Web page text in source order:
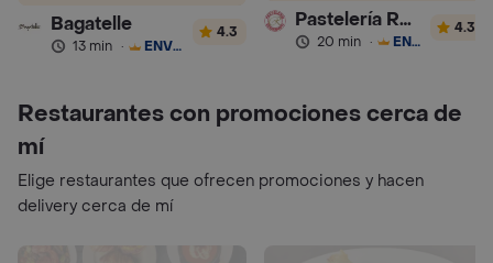
Bagatelle
13 min · ENVÍO GRATIS
4.3
Pastelería Romannoti
20 min · ENVÍO GRATIS
4.3
Restaurantes con promociones cerca de
mí
Elige restaurantes que ofrecen promociones y hacen
delivery cerca de mí